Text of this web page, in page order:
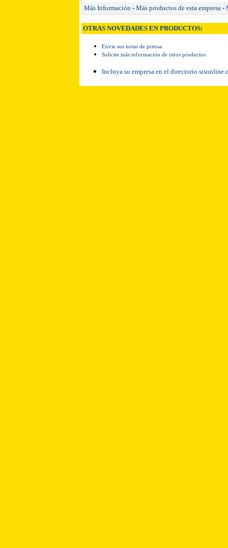
Más Información - Más productos de esta empresa -
OTRAS NOVEDADES EN PRODUCTOS:
Envie sus notas de prensa
Solicite más información de otros productos
Incluya su empresa en el directorio